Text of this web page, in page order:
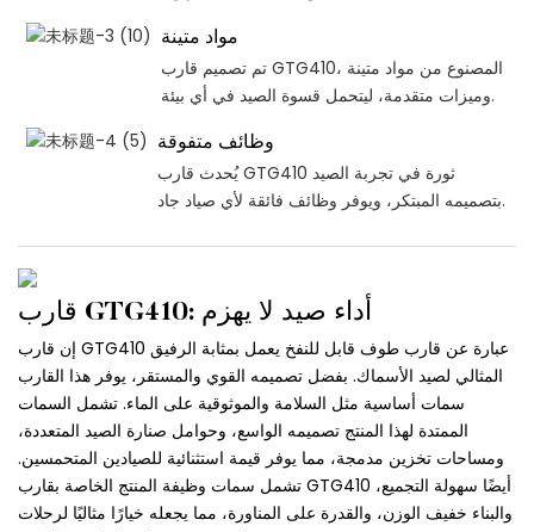
مواد متينة
تم تصميم قارب GTG410، المصنوع من مواد متينة
وميزات متقدمة، ليتحمل قسوة الصيد في أي بيئة.
وظائف متفوقة
يُحدث قارب GTG410 ثورة في تجربة الصيد
بتصميمه المبتكر، ويوفر وظائف فائقة لأي صياد جاد.
قارب GTG410: أداء صيد لا يهزم
إن قارب GTG410 عبارة عن قارب طوف قابل للنفخ يعمل بمثابة الرفيق
المثالي لصيد الأسماك. بفضل تصميمه القوي والمستقر، يوفر هذا القارب
سمات أساسية مثل السلامة والموثوقية على الماء. تشمل السمات
الممتدة لهذا المنتج تصميمه الواسع، وحوامل صنارة الصيد المتعددة،
ومساحات تخزين مدمجة، مما يوفر قيمة استثنائية للصيادين المتحمسين.
تشمل سمات وظيفة المنتج الخاصة بقارب GTG410 أيضًا سهولة التجميع،
والبناء خفيف الوزن، والقدرة على المناورة، مما يجعله خيارًا مثاليًا لرحلات